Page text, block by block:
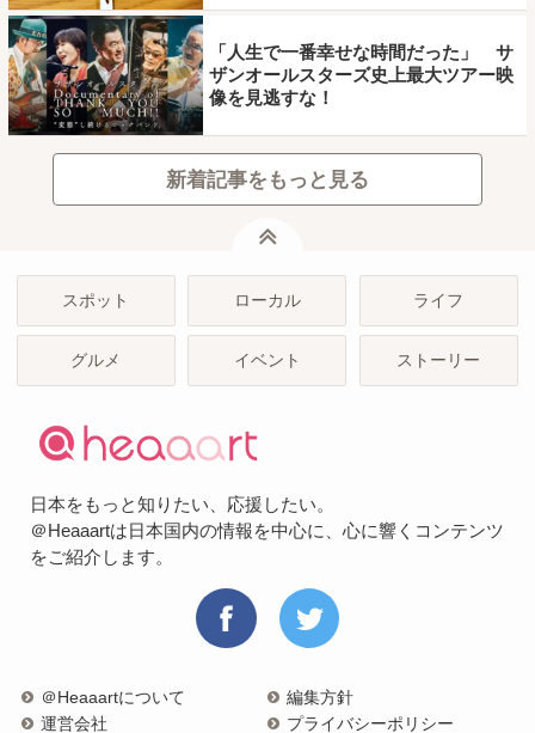
「人生で一番幸せな時間だった」 サ
ザンオールスターズ史上最大ツアー映
像を見逃すな！
新着記事をもっと見る
スポット ローカル ライフ
グルメ イベント ストーリー
日本をもっと知りたい、応援したい。
＠Heaaartは日本国内の情報を中心に、心に響くコンテンツ
をご紹介します。
＠Heaaartについて
編集方針
運営会社
プライバシーポリシー